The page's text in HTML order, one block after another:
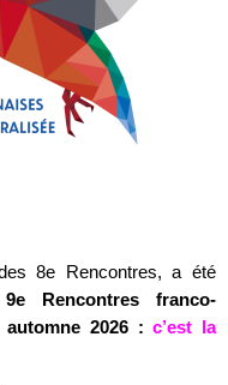
8e Rencontres, a été
Rencontres franco-
2026 : c’est la